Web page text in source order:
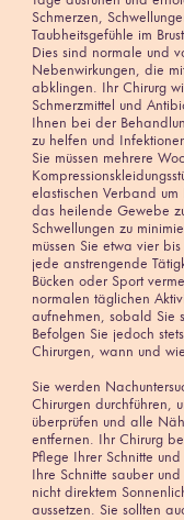
Schmerzen,
Taubheitsgefühle im
Dies sind normale und
Nebenwirkungen, die
abklingen. Ihr Chirurg
Schmerzmittel und
Ihnen bei der
zu helfen und
Sie müssen mehrere
elastischen Verband um
das heilende Gewebe
Schwellungen zu
müssen Sie etwa vier
jede anstrengende
Bücken oder Sport
normalen täglichen
aufnehmen, sobald Sie
Befolgen Sie jedoch
Chirurgen, wann und
Sie werden
Chirurgen durchführen,
überprüfen und alle
entfernen. Ihr Chirurg
Pflege Ihrer Schnitte
Ihre Schnitte sauber
nicht direktem
aussetzen. Sie sollten